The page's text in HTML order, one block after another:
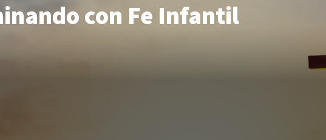
con Fe Infantil